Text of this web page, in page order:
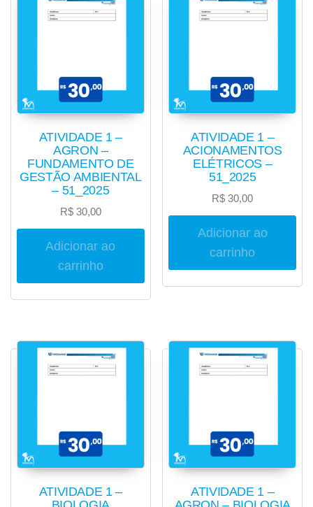
ATIVIDADE 1 –
AGRON –
FUNDAMENTO DE
GESTÃO AMBIENTAL
– 51_2025
R$30,00
Adicionar ao
carrinho
ATIVIDADE 1 –
ACIONAMENTOS
ELÉTRICOS –
51_2025
R$ 30,00
Adicionar ao
carrinho
ATIVIDADE 1 –
ATIVIDADE 1 –